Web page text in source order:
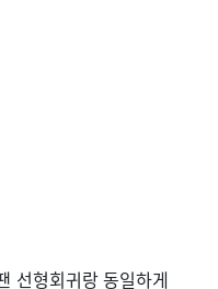
선형회귀랑 동일하게